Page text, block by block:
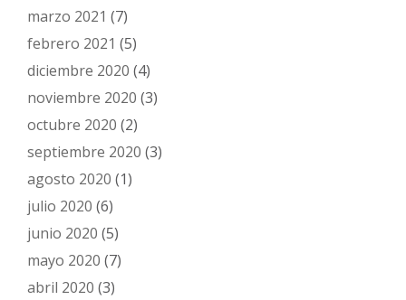
marzo 2021 (7)
febrero 2021 (5)
diciembre 2020 (4)
noviembre 2020 (3)
octubre 2020 (2)
septiembre 2020 (3)
agosto 2020 (1)
julio 2020 (6)
junio 2020 (5)
mayo 2020 (7)
abril 2020 (3)